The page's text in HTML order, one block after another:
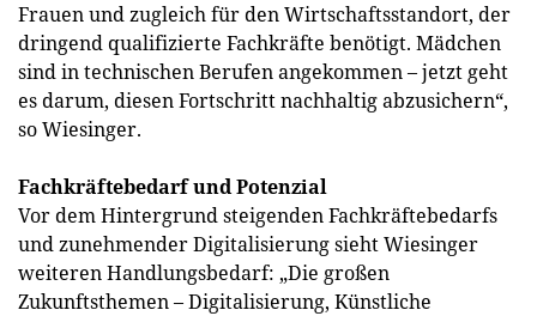
Frauen und zugleich für den Wirtschaftsstandort, der
dringend qualifizierte Fachkräfte benötigt. Mädchen
sind in technischen Berufen angekommen – jetzt geht
es darum, diesen Fortschritt nachhaltig abzusichern“,
so Wiesinger.
Fachkräftebedarf und Potenzial
Vor dem Hintergrund steigenden Fachkräftebedarfs
und zunehmender Digitalisierung sieht Wiesinger
weiteren Handlungsbedarf: „Die großen
Zukunftsthemen – Digitalisierung, Künstliche